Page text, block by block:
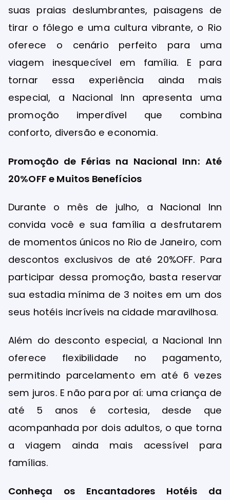
suas praias deslumbrantes, paisagens de
tirar o fôlego e uma cultura vibrante, o Rio
oferece o cenário perfeito para uma
viagem inesquecível em família. E para
tornar essa experiência ainda mais
especial, a Nacional Inn apresenta uma
promoção imperdível que combina
conforto, diversão e economia.
Promoção de Férias na Nacional Inn: Até
20%OFF e Muitos Benefícios
Durante o mês de julho, a Nacional Inn
convida você e sua família a desfrutarem
de momentos únicos no Rio de Janeiro, com
descontos exclusivos de até 20%OFF. Para
participar dessa promoção, basta reservar
sua estadia mínima de 3 noites em um dos
seus hotéis incríveis na cidade maravilhosa.
Além do desconto especial, a Nacional Inn
oferece flexibilidade no pagamento,
permitindo parcelamento em até 6 vezes
sem juros. E não para por aí: uma criança de
até 5 anos é cortesia, desde que
acompanhada por dois adultos, o que torna
a viagem ainda mais acessível para
famílias.
Conheça os Encantadores Hotéis da